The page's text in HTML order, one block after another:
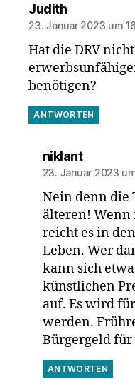
Judithsagt:
23. Januar 2023 um
Hat die DRV
benötigen?
ANTWORTEN
niklantsagt:
23. Januar 2023
Nein denn die
älteren! Wenn
reicht es in
Leben. Wer
kann sich
künstlichen
auf. Es wird
werden.
Bürgergeld für
ANTWORTEN